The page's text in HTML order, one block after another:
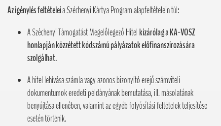
Az igénylés feltételeia Széchenyi Kártya Program alapfeltételein túl:
A Széchenyi Támogatást Megelőlegező Hitelkizárólag a KA-VOSZ
honlapján közzétett kódszámú pályázatok előfinanszírozására
szolgálhat.
A hitel lehívása számla vagy azonos bizonyító erejű számviteli
dokumentumok eredeti példányának bemutatása, ill. másolatának
benyújtása ellenében, valamint az egyéb folyósítási feltételek teljesítése
esetén történik.